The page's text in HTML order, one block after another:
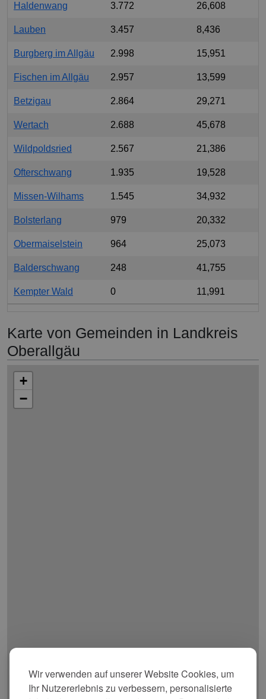
Wir verwenden auf unserer Website Cookies, um
Ihr Nutzererlebnis zu verbessern, personalisierte
Haldenwang 3.772 26,608
Lauben 3.457 8,436
Burgberg im Allgäu 2.998 15,951
Fischen im Allgäu 2.957 13,599
Betzigau 2.864 29,271
Wertach 2.688 45,678
Wildpoldsried 2.567 21,386
Ofterschwang 1.935 19,528
Missen-Wilhams 1.545 34,932
Bolsterlang 979 20,332
Obermaiselstein 964 25,073
Balderschwang 248 41,755
Kempter Wald 0 11,991
Karte von Gemeinden in Landkreis
Oberallgäu
+
−